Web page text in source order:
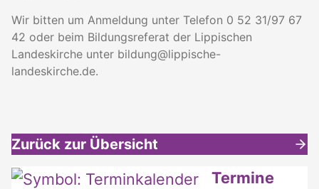
Wir bitten um Anmeldung unter Telefon 0 52 31/97 67
42 oder beim Bildungsreferat der Lippischen
Landeskirche unter bildung@lippische-
landeskirche.de.
Zurück zur Übersicht
Weitere interessante Inhalte Termine